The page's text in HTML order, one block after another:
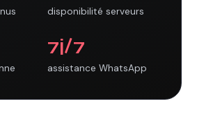
disponibilité serveurs
7j/7
assistance WhatsApp